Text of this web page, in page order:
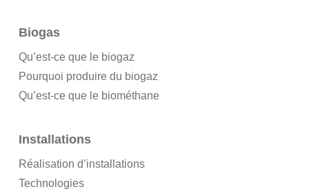
Biogas
Qu’est-ce que le biogaz
Pourquoi produire du biogaz
Qu’est-ce que le biométhane
Installations
Réalisation d’installations
Technologies